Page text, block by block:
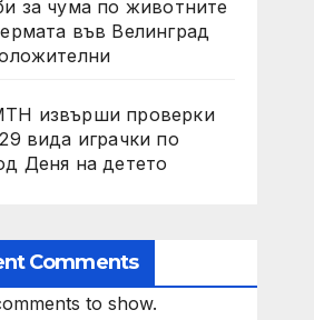
за чума по животните
във Велинград
извърши проверки
вида играчки по
Деня на детето
Comments
to show.